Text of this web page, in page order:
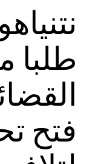
طلبا
فتح